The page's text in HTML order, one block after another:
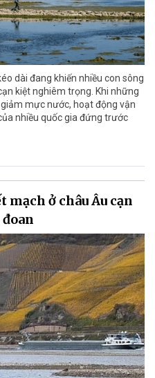
dài đang khiến nhiều con sông
kiệt nghiêm trọng. Khi những
mực nước, hoạt động vận
nhiều quốc gia đứng trước
mạch ở châu Âu cạn